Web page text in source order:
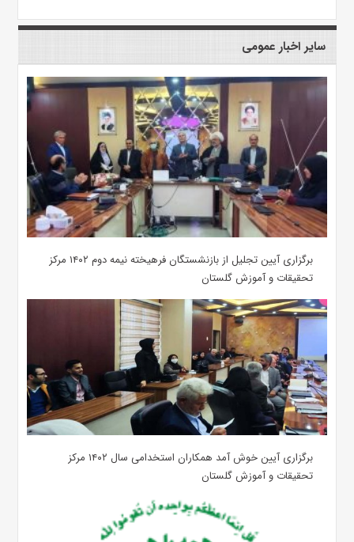
سایر اخبار عمومی
برگزاری آیین تجلیل از بازنشستگان فرهیخته نیمه دوم ۱۴۰۲ مرکز
تحقیقات و آموزش گلستان
برگزاری آیین خوش آمد همکاران استخدامی سال ۱۴۰۲ مرکز
تحقیقات و آموزش گلستان